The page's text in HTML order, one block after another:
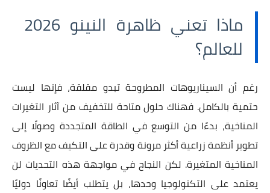
ماذا تعني ظاهرة النينو 2026
للعالم؟
رغم أن السيناريوهات المطروحة تبدو مقلقة، فإنها ليست
حتمية بالكامل. فهناك حلول متاحة للتخفيف من آثار التغيرات
المناخية، بدءًا من التوسع في الطاقة المتجددة وصولًا إلى
تطوير أنظمة زراعية أكثر مرونة وقدرة على التكيف مع الظروف
المناخية المتغيرة. لكن النجاح في مواجهة هذه التحديات لن
يعتمد على التكنولوجيا وحدها، بل يتطلب أيضًا تعاونًا دوليًا